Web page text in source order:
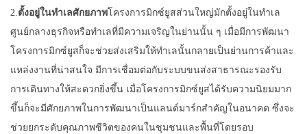
2.ตั้งอยู่ในทำเลศักยภาพโครงการมิกซ์ยูสส่วนใหญ่มักตั้งอยู่ในทำเล
ศูนย์กลางธุรกิจหรือทำเลที่มีความเจริญในย่านนั้น ๆ เมื่อมีการพัฒนา
โครงการมิกซ์ยูสก็จะช่วยส่งเสริมให้ทำเลนั้นกลายเป็นย่านการค้าและ
แหล่งงานที่น่าสนใจ มีการเชื่อมต่อกับระบบขนส่งสาธารณะรองรับ
การเดินทางให้สะดวกยิ่งขึ้น เมื่อโครงการมิกซ์ยูสได้รับความนิยมมาก
ขึ้นก็จะมีศักยภาพในการพัฒนาเป็นแลนด์มาร์กสำคัญในอนาคต ซึ่งจะ
ช่วยยกระดับคุณภาพชีวิตของคนในชุมชนและพื้นที่โดยรอบ